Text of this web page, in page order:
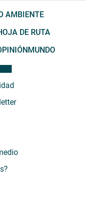
AMBIENTE
DE RUTA
MUNDO